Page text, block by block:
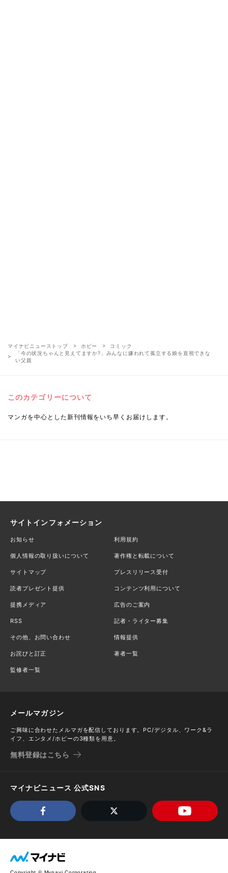
マイナビニューストップ ホビー
コミック
「今の状況ちゃんと見えてますか?」みんなに嫌われて孤立する娘を直視できな
い父親
このカテゴリーについて
マンガを中心とした新刊情報をいち早くお届けします。
サイトインフォメーション
お知らせ 利用規約
個人情報の取り扱いについて 著作権と転載について
サイトマップ プレスリリース受付
読者プレゼント提供 コンテンツ利用について
提携メディア 広告のご案内
RSS 記者・ライター募集
その他、お問い合わせ 情報提供
お詫びと訂正 著者一覧
監修者一覧
メールマガジン
ご興味に合わせたメルマガを配信しております。PC/デジタル、ワーク&ラ
イフ、エンタメ/ホビーの3種類を用意。
無料登録はこちら
マイナビニュース 公式SNS